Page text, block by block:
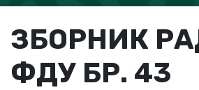
ЗБОРНИК
ФДУ БР. 43